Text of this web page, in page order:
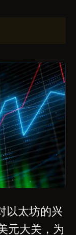
以太坊的兴
元大关，为